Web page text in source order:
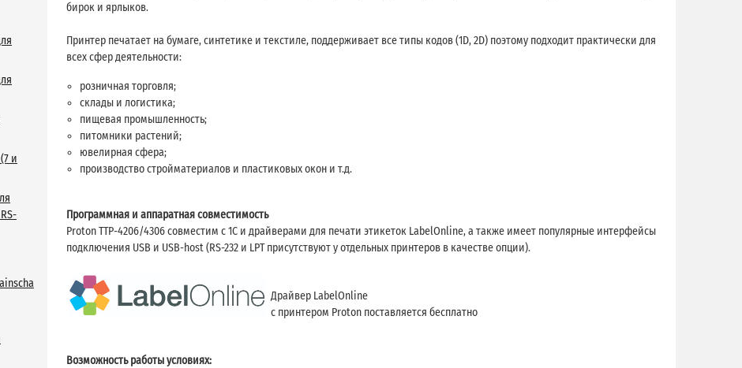
и
бирок и ярлыков.
Принтер печатает на бумаге, синтетике и текстиле, поддерживает все типы кодов (1D, 2D) поэтому подходит практически для
всех сфер деятельности:
розничная торговля;
склады и логистика;
пищевая промышленность;
питомники растений;
ювелирная сфера;
производство стройматериалов и пластиковых окон и т.д.
Программная и аппаратная совместимость
Proton TTP-4206/4306 совместим с 1С и драйверами для печати этикеток LabelOnline, а также имеет популярные интерфейсы
подключения USB и USB-host (RS-232 и LPT присутствуют у отдельных принтеров в качестве опции).
Драйвер LabelOnline
с принтером Proton поставляется бесплатно
Возможность работы условиях: